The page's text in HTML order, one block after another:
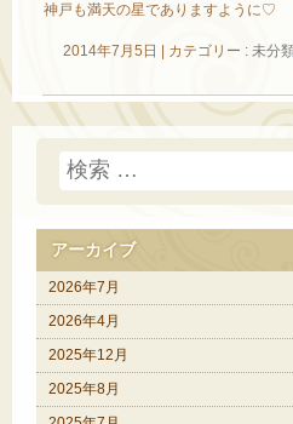
神戸も満天の星でありますように♡
2014年7月5日 | カテゴリー : 未分
アーカイブ
2026年7月
2026年4月
2025年12月
2025年8月